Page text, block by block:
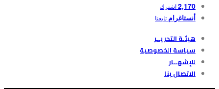
2,170اشترك
أنستاغرام تابعنا
هيئـة التحريــر
سياسة الخصوصية
للإشهــار
الاتصال بنا